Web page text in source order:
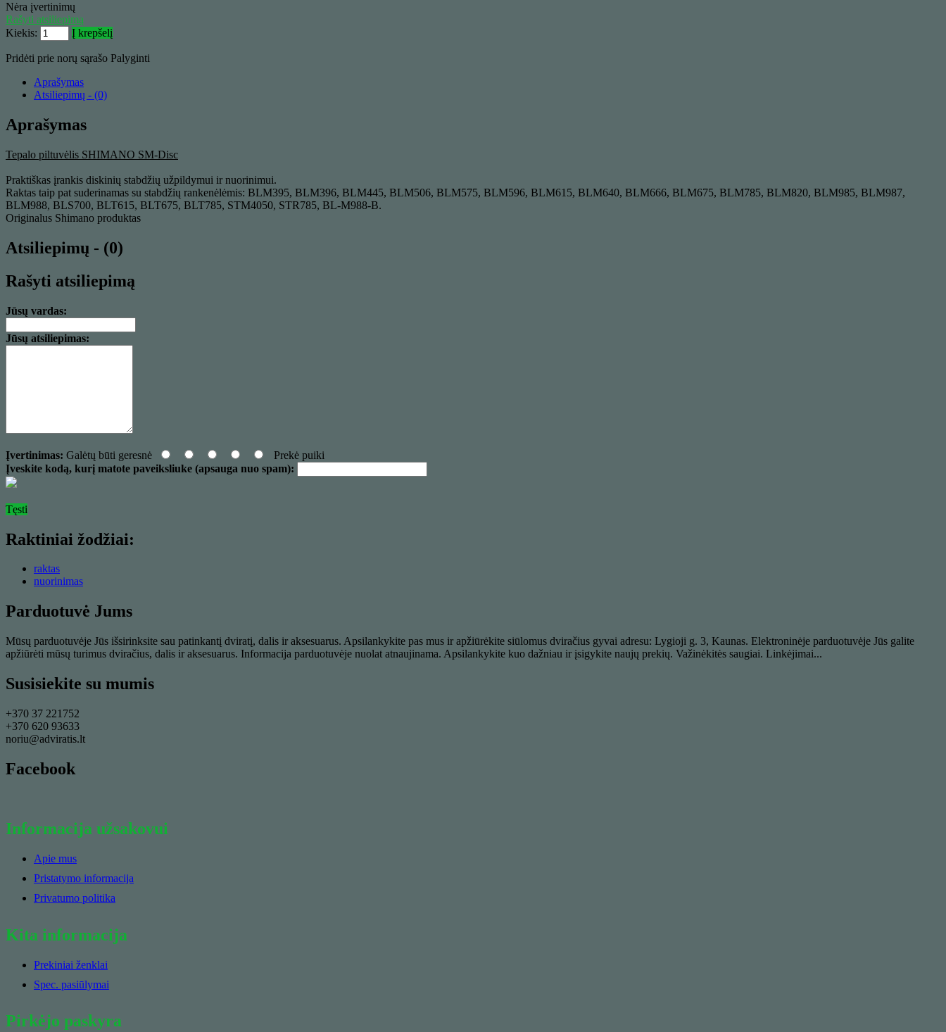
Nėra įvertinimų
Rašyti atsiliepimą
Kiekis:
Į krepšelį
Pridėti prie norų sąrašo Palyginti
Aprašymas
Atsiliepimų - (0)
Aprašymas
Tepalo piltuvėlis SHIMANO SM-Disc
Praktiškas įrankis diskinių stabdžių užpildymui ir nuorinimui.
Raktas taip pat suderinamas su stabdžių rankenėlėmis: BLM395, BLM396, BLM445, BLM506, BLM575, BLM596, BLM615, BLM640, BLM666, BLM675, BLM785, BLM820, BLM985, BLM987,
BLM988, BLS700, BLT615, BLT675, BLT785, STM4050, STR785, BL-M988-B.
Originalus Shimano produktas
Atsiliepimų - (0)
Rašyti atsiliepimą
Jūsų vardas:
Jūsų atsiliepimas:
Įvertinimas: Galėtų būti geresnė
Prekė puiki
Įveskite kodą, kurį matote paveiksliuke (apsauga nuo spam):
Tęsti
Raktiniai žodžiai:
raktas
nuorinimas
Parduotuvė Jums
Mūsų parduotuvėje Jūs išsirinksite sau patinkantį dviratį, dalis ir aksesuarus. Apsilankykite pas mus ir apžiūrėkite siūlomus dviračius gyvai adresu: Lygioji g. 3, Kaunas. Elektroninėje parduotuvėje Jūs galite
apžiūrėti mūsų turimus dviračius, dalis ir aksesuarus. Informacija parduotuvėje nuolat atnaujinama. Apsilankykite kuo dažniau ir įsigykite naujų prekių. Važinėkitės saugiai. Linkėjimai...
Susisiekite su mumis
+370 37 221752
+370 620 93633
noriu@adviratis.lt
Facebook
Informacija užsakovui
Apie mus
Pristatymo informacija
Privatumo politika
Kita informacija
Prekiniai ženklai
Spec. pasiūlymai
Pirkėjo paskyra